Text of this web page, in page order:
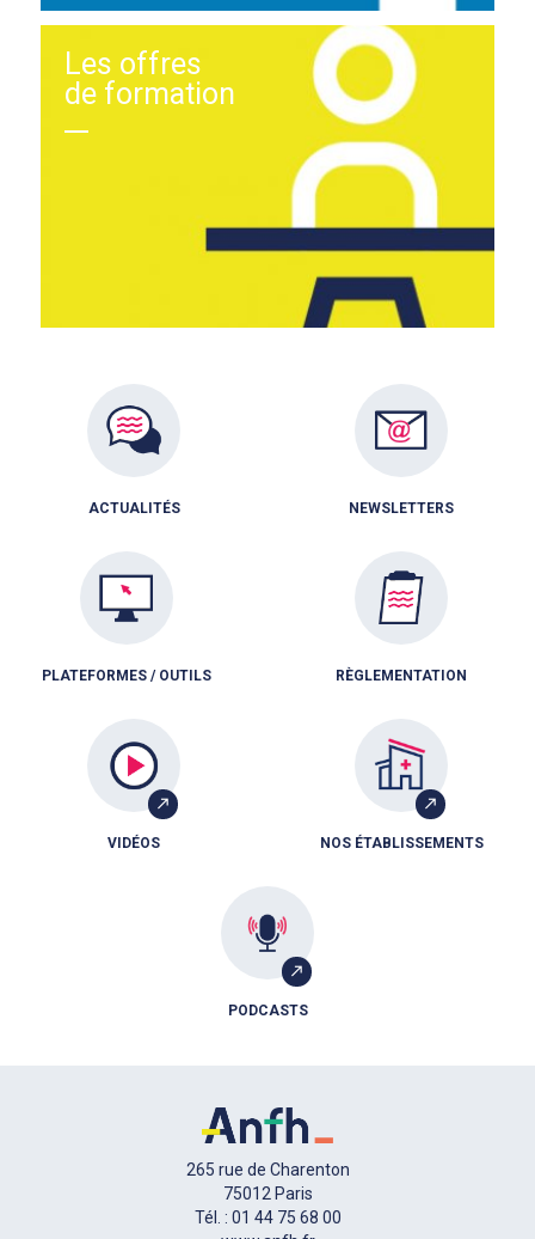
Les offres
de formation
ACTUALITÉS NEWSLETTERS
PLATEFORMES / OUTILS RÈGLEMENTATION
VIDÉOS NOS ÉTABLISSEMENTS
PODCASTS
265 rue de Charenton
75012 Paris
Tél. : 01 44 75 68 00